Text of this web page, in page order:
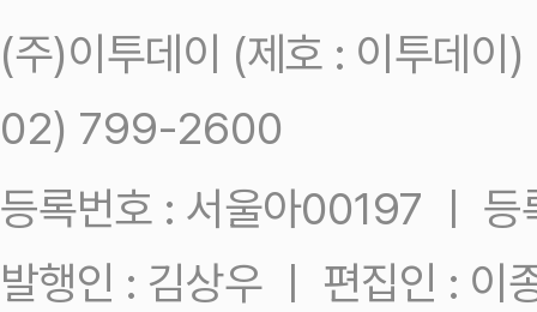
(주)이투데이 (제호 : 이투데
02) 799-2600
등록번호 : 서울아00197 ㅣ
발행인 : 김상우 ㅣ 편집인 : 이